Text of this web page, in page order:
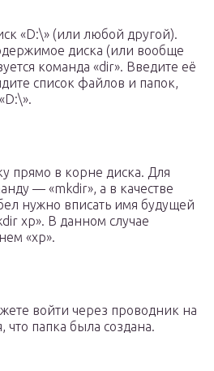
«D:\» (или любой другой).
диска (или вообще
команда «dir». Введите её
список файлов и папок,
прямо в корне диска. Для
— «mkdir», а в качестве
нужно вписать имя будущей
xp». В данном случае
«xp».
войти через проводник на
что папка была создана.